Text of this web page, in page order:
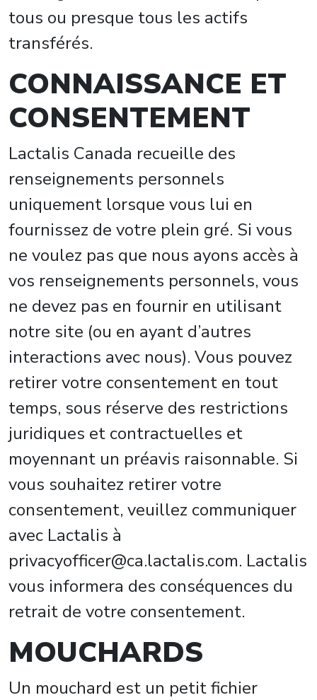
tous ou presque tous les actifs
transférés.
CONNAISSANCE ET
CONSENTEMENT
Lactalis Canada recueille des
renseignements personnels
uniquement lorsque vous lui en
fournissez de votre plein gré. Si vous
ne voulez pas que nous ayons accès à
vos renseignements personnels, vous
ne devez pas en fournir en utilisant
notre site (ou en ayant d’autres
interactions avec nous). Vous pouvez
retirer votre consentement en tout
temps, sous réserve des restrictions
juridiques et contractuelles et
moyennant un préavis raisonnable. Si
vous souhaitez retirer votre
consentement, veuillez communiquer
avec Lactalis à
privacyofficer@ca.lactalis.com. Lactalis
vous informera des conséquences du
retrait de votre consentement.
MOUCHARDS
Un mouchard est un petit fichier